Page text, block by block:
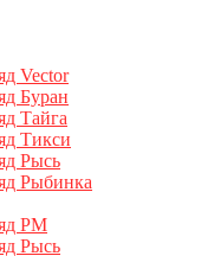
Vector
Буран
Тайга
Тикси
Рысь
Рыбинка
РМ
Рысь